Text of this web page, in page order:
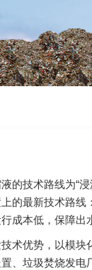
的技术路线为“
的最新技术路
成本低，保障出
术优势，以模
、垃圾焚烧发电